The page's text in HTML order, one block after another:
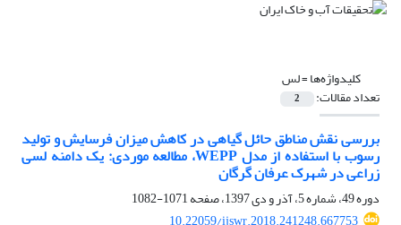
کلیدواژه‌ها =لس
تعداد مقالات: 2
بررسی نقش مناطق حائل گیاهی در کاهش میزان فرسایش و تولید
رسوب با استفاده از مدل WEPP، مطالعه موردی: یک دامنه لسی
زراعی در شهرک عرفان گرگان
دوره 49، شماره 5، آذر و دی 1397، صفحه
1071-1082